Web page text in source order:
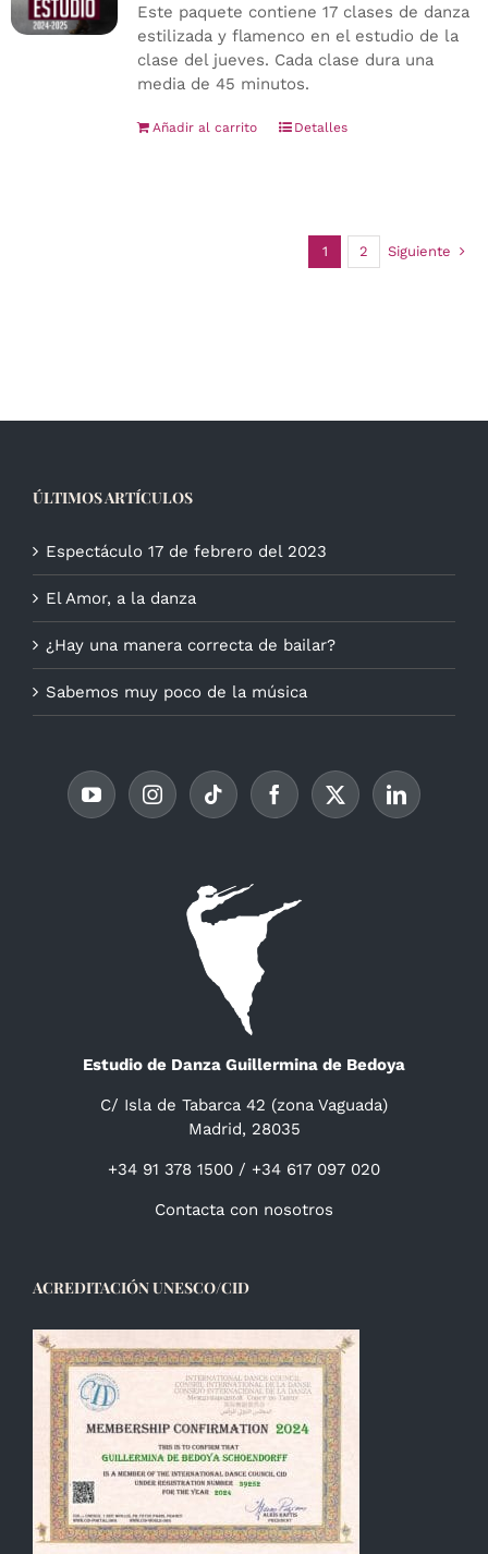
Este paquete contiene 17 clases de danza
estilizada y flamenco en el estudio de la
clase del jueves. Cada clase dura una
media de 45 minutos.
Añadir al carrito Detalles
1 2 Siguiente
ÚLTIMOS ARTÍCULOS
Espectáculo 17 de febrero del 2023
El Amor, a la danza
¿Hay una manera correcta de bailar?
Sabemos muy poco de la música
Estudio de Danza Guillermina de Bedoya
C/ Isla de Tabarca 42 (zona Vaguada)
Madrid, 28035
+34 91 378 1500 / +34 617 097 020
Contacta con nosotros
ACREDITACIÓN UNESCO/CID